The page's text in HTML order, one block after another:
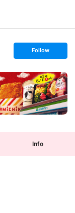
s
t
o
l
l
o
w
Follow
Info